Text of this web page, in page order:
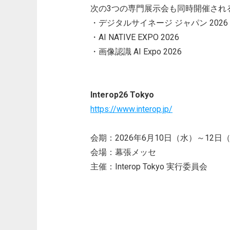
次の3つの専門展示会も同時開催され
・デジタルサイネージ ジャパン 2026
・AI NATIVE EXPO 2026
・画像認識 AI Expo 2026
Interop26 Tokyo
https://www.interop.jp/
会期：2026年6月10日（水）～12日（
会場：幕張メッセ
主催：Interop Tokyo 実行委員会